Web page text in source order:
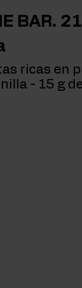
BAR.
ricas en
- 15 g